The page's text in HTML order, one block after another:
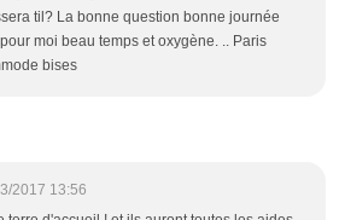
til? La bonne question bonne journée
moi beau temps et oxygène. .. Paris
bises
2017 13:56